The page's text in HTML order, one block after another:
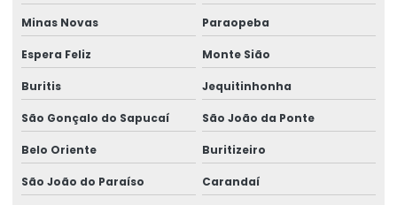
Perícia de capacidade laborativa
Perícia de capacidade ocupacional
Perícia para concessão de benefícios
Perícia de ergonomia no posto de trabalho
Perícia ergonômica
Perícia para erro médico
Minas Novas Paraopeba
Espera Feliz Monte Sião
Buritis Jequitinhonha
São Gonçalo do Sapucaí São João da Ponte
Belo Oriente Buritizeiro
São João do Paraíso Carandaí